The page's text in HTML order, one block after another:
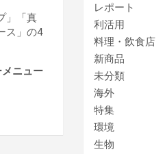
」「真
ス」の4
ニュー
レポート
利活用
料理・飲食店
新商品
未分類
海外
特集
環境
生物